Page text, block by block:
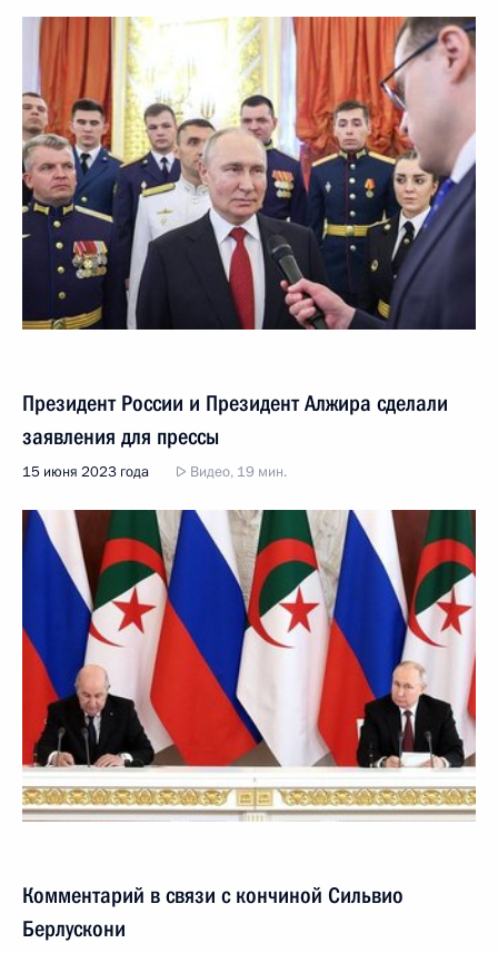
Президент России и Президент Алжира сделали
заявления для прессы
15 июня 2023 года Видео, 19 мин.
Комментарий в связи с кончиной Сильвио
Берлускони